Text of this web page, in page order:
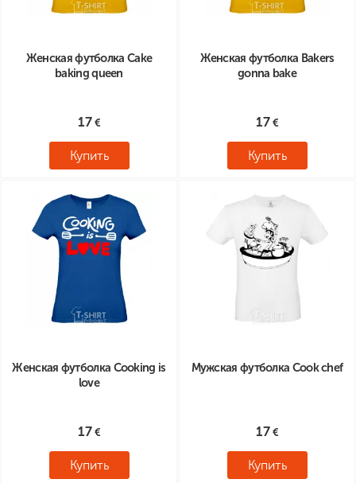
Женская футболка Cake
baking queen
17
Купить
Женская футболка Bakers
gonna bake
17
Купить
Женская футболка Cooking is
love
17
Купить
Мужская футболка Cook chef
17
Купить